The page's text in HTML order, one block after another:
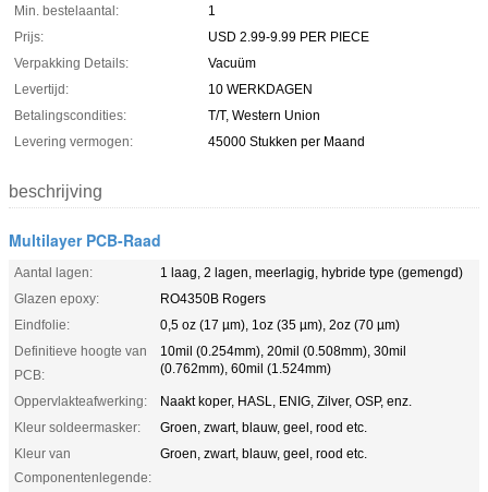
Min. bestelaantal:
1
Prijs:
USD 2.99-9.99 PER PIECE
Verpakking Details:
Vacuüm
Levertijd:
10 WERKDAGEN
Betalingscondities:
T/T, Western Union
Levering vermogen:
45000 Stukken per Maand
beschrijving
Multilayer PCB-Raad
Aantal lagen:
1 laag, 2 lagen, meerlagig, hybride type (gemengd)
Glazen epoxy:
RO4350B Rogers
Eindfolie:
0,5 oz (17 µm), 1oz (35 µm), 2oz (70 µm)
Definitieve hoogte van
PCB:
10mil (0.254mm), 20mil (0.508mm), 30mil
(0.762mm), 60mil (1.524mm)
Oppervlakteafwerking:
Naakt koper, HASL, ENIG, Zilver, OSP, enz.
Kleur soldeermasker:
Groen, zwart, blauw, geel, rood etc.
Kleur van
Componentenlegende:
Groen, zwart, blauw, geel, rood etc.